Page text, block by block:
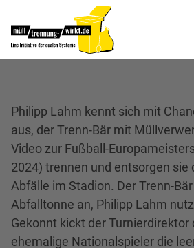
Philipp Lahm kennt sich mit
aus, der Trenn-Bär mit
Video zur Fußball-
2024) trennen und entsorgen sie
Abfälle im Stadion. Der Trenn-
Abfalltonne an, Philipp Lahm
Gekonnt kickt der Turnierdirektor
ehemalige Nationalspieler die